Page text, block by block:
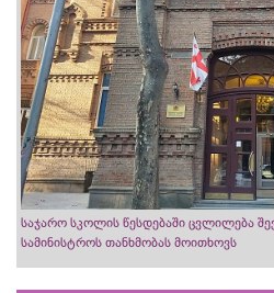
საჯარო სკოლის წესდებაში ცვლილება
სამინისტროს თანხმობას მოითხოვს